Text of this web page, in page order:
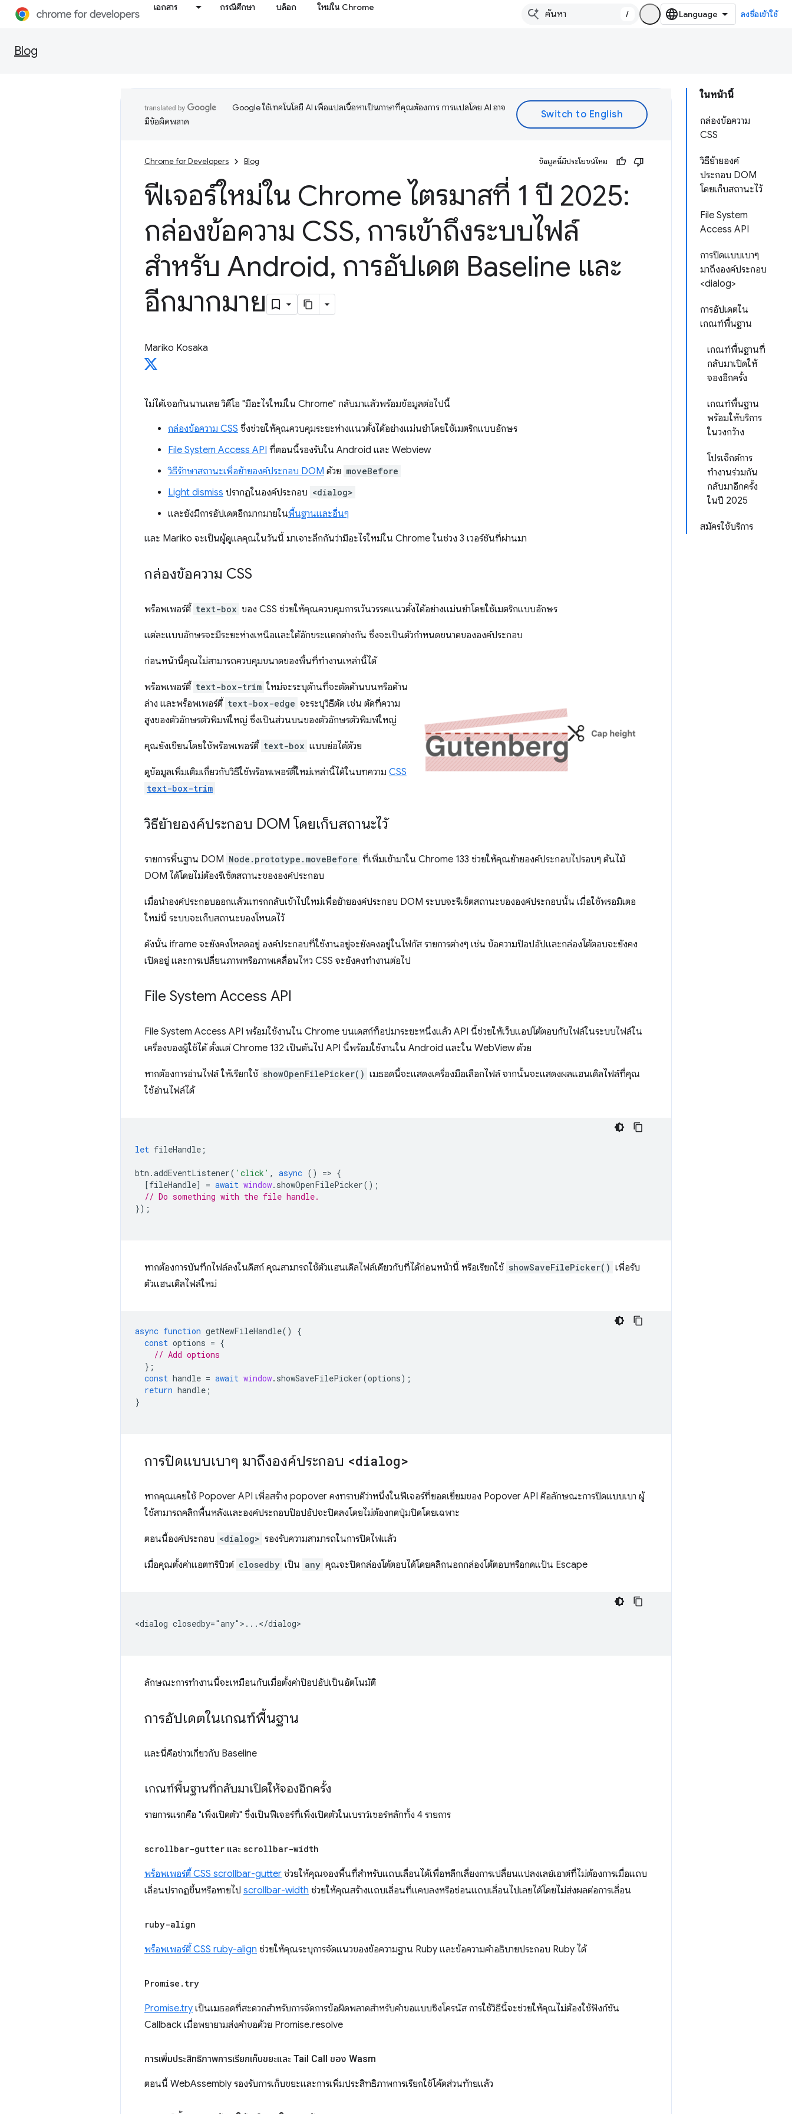
เอกสาร กรณีศึกษา บล็อก ใหม่ใน Chrome
/ ลงชื่อเข้าใช้
Blog
ในหน้านี้
กล่องข้อความ
CSS
วิธีย้ายองค์
ประกอบ DOM
โดยเก็บสถานะไว้
File System
Access API
การปิดแบบเบาๆ
มาถึงองค์ประกอบ
<dialog>
การอัปเดตใน
เกณฑ์พื้นฐาน
เกณฑ์พื้นฐานที่
กลับมาเปิดให้
จองอีกครั้ง
เกณฑ์พื้นฐาน
พร้อมให้บริการ
ในวงกว้าง
โปรเจ็กต์การ
ทำงานร่วมกัน
กลับมาอีกครั้ง
ในปี 2025
สมัครใช้บริการ
Google ใช้เทคโนโลยี AI เพื่อแปลเนื้อหาเป็นภาษาที่คุณต้องการ การแปลโดย AI อาจ
มีข้อผิดพลาด
Chrome for Developers Blog ข้อมูลนี้มีประโยชน์ไหม
ฟีเจอร์ใหม่ใน Chrome ไตรมาสที่ 1 ปี 2025:
กล่องข้อความ CSS, การเข้าถึงระบบไฟล์
สำหรับ Android, การอัปเดต Baseline และ
อีกมากมาย
Mariko Kosaka
ไม่ได้เจอกันนานเลย วิดีโอ "มีอะไรใหม่ใน Chrome" กลับมาแล้วพร้อมข้อมูลต่อไปนี้
กล่องข้อความ CSS ซึ่งช่วยให้คุณควบคุมระยะห่างแนวตั้งได้อย่างแม่นยำโดยใช้เมตริกแบบอักษร
File System Access API ที่ตอนนี้รองรับใน Android และ Webview
วิธีรักษาสถานะเพื่อย้ายองค์ประกอบ DOM ด้วย moveBefore
Light dismiss ปรากฏในองค์ประกอบ <dialog>
และยังมีการอัปเดตอีกมากมายในพื้นฐานและอื่นๆ
และ Mariko จะเป็นผู้ดูแลคุณในวันนี้ มาเจาะลึกกันว่ามีอะไรใหม่ใน Chrome ในช่วง 3 เวอร์ชันที่ผ่านมา
กล่องข้อความ CSS
พร็อพเพอร์ตี้ text-box ของ CSS ช่วยให้คุณควบคุมการเว้นวรรคแนวตั้งได้อย่างแม่นยำโดยใช้เมตริกแบบอักษร
แต่ละแบบอักษรจะมีระยะห่างเหนือและใต้อักขระแตกต่างกัน ซึ่งจะเป็นตัวกำหนดขนาดขององค์ประกอบ
ก่อนหน้านี้คุณไม่สามารถควบคุมขนาดของพื้นที่ทำงานเหล่านี้ได้
พร็อพเพอร์ตี้ text-box-trim ใหม่จะระบุด้านที่จะตัดด้านบนหรือด้าน
ล่าง และพร็อพเพอร์ตี้ text-box-edge จะระบุวิธีตัด เช่น ตัดที่ความ
สูงของตัวอักษรตัวพิมพ์ใหญ่ ซึ่งเป็นส่วนบนของตัวอักษรตัวพิมพ์ใหญ่
คุณยังเขียนโดยใช้พร็อพเพอร์ตี้ text-box แบบย่อได้ด้วย
ดูข้อมูลเพิ่มเติมเกี่ยวกับวิธีใช้พร็อพเพอร์ตี้ใหม่เหล่านี้ได้ในบทความ CSS
text-box-trim
วิธีย้ายองค์ประกอบ DOM โดยเก็บสถานะไว้
รายการพื้นฐาน DOM Node.prototype.moveBefore ที่เพิ่มเข้ามาใน Chrome 133 ช่วยให้คุณย้ายองค์ประกอบไปรอบๆ ต้นไม้
DOM ได้โดยไม่ต้องรีเซ็ตสถานะขององค์ประกอบ
เมื่อนำองค์ประกอบออกแล้วแทรกกลับเข้าไปใหม่เพื่อย้ายองค์ประกอบ DOM ระบบจะรีเซ็ตสถานะขององค์ประกอบนั้น เมื่อใช้พรอมิเตอ
ใหม่นี้ ระบบจะเก็บสถานะของโหนดไว้
ดังนั้น iframe จะยังคงโหลดอยู่ องค์ประกอบที่ใช้งานอยู่จะยังคงอยู่ในโฟกัส รายการต่างๆ เช่น ข้อความป๊อปอัปและกล่องโต้ตอบจะยังคง
เปิดอยู่ และการเปลี่ยนภาพหรือภาพเคลื่อนไหว CSS จะยังคงทำงานต่อไป
File System Access API
File System Access API พร้อมใช้งานใน Chrome บนเดสก์ท็อปมาระยะหนึ่งแล้ว API นี้ช่วยให้เว็บแอปโต้ตอบกับไฟล์ในระบบไฟล์ใน
เครื่องของผู้ใช้ได้ ตั้งแต่ Chrome 132 เป็นต้นไป API นี้พร้อมใช้งานใน Android และใน WebView ด้วย
หากต้องการอ่านไฟล์ ให้เรียกใช้ showOpenFilePicker() เมธอดนี้จะแสดงเครื่องมือเลือกไฟล์ จากนั้นจะแสดงผลแฮนเดิลไฟล์ที่คุณ
ใช้อ่านไฟล์ได้
let fileHandle ;
btn .addEventListener( 'click' , async () => {
[fileHandle] = await window. showOpenFilePicker();
// Do something with the file handle.
});
หากต้องการบันทึกไฟล์ลงในดิสก์ คุณสามารถใช้ตัวแฮนเดิลไฟล์เดียวกับที่ได้ก่อนหน้านี้ หรือเรียกใช้ showSaveFilePicker() เพื่อรับ
ตัวแฮนเดิลไฟล์ใหม่
async function getNewFileHandle()
{
const options = {
// Add options
};
const handle = await window. showSaveFilePicker(options);
return handle ;
}
การปิดแบบเบาๆ มาถึงองค์ประกอบ <dialog>
หากคุณเคยใช้ Popover API เพื่อสร้าง popover คงทราบดีว่าหนึ่งในฟีเจอร์ที่ยอดเยี่ยมของ Popover API คือลักษณะการปิดแบบเบา ผู้
ใช้สามารถคลิกพื้นหลังและองค์ประกอบป๊อปอัปจะปิดลงโดยไม่ต้องกดปุ่มปิดโดยเฉพาะ
ตอนนี้องค์ประกอบ <dialog> รองรับความสามารถในการปิดไฟแล้ว
เมื่อคุณตั้งค่าแอตทริบิวต์ closedby เป็น any คุณจะปิดกล่องโต้ตอบได้โดยคลิกนอกกล่องโต้ตอบหรือกดแป้น Escape
<dialog closedby="any">...</dialog>
ลักษณะการทำงานนี้จะเหมือนกับเมื่อตั้งค่าป๊อปอัปเป็นอัตโนมัติ
การอัปเดตในเกณฑ์พื้นฐาน
และนี่คือข่าวเกี่ยวกับ Baseline
เกณฑ์พื้นฐานที่กลับมาเปิดให้จองอีกครั้ง
รายการแรกคือ "เพิ่งเปิดตัว" ซึ่งเป็นฟีเจอร์ที่เพิ่งเปิดตัวในเบราว์เซอร์หลักทั้ง 4 รายการ
scrollbar-gutter และ scrollbar-width
พร็อพเพอร์ตี้ CSS scrollbar-gutter ช่วยให้คุณจองพื้นที่สำหรับแถบเลื่อนได้เพื่อหลีกเลี่ยงการเปลี่ยนแปลงเลย์เอาต์ที่ไม่ต้องการเมื่อแถบ
เลื่อนปรากฏขึ้นหรือหายไป scrollbar-width ช่วยให้คุณสร้างแถบเลื่อนที่แคบลงหรือซ่อนแถบเลื่อนไปเลยได้โดยไม่ส่งผลต่อการเลื่อน
ruby-align
พร็อพเพอร์ตี้ CSS ruby-align ช่วยให้คุณระบุการจัดแนวของข้อความฐาน Ruby และข้อความคำอธิบายประกอบ Ruby ได้
Promise . try
Promise.try เป็นเมธอดที่สะดวกสำหรับการจัดการข้อผิดพลาดสำหรับคำขอแบบซิงโครนัส การใช้วิธีนี้จะช่วยให้คุณไม่ต้องใช้ฟังก์ชัน
Callback เมื่อพยายามส่งคำขอด้วย Promise.resolve
การเพิ่มประสิทธิภาพการเรียกเก็บขยะและ Tail Call ของ Wasm
ตอนนี้ WebAssembly รองรับการเก็บขยะและการเพิ่มประสิทธิภาพการเรียกใช้โค้ดส่วนท้ายแล้ว